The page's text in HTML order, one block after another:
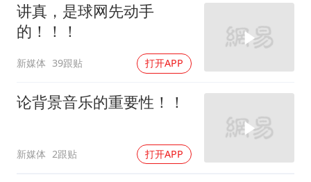
讲真，是球网先动手
的！！！
新媒体 39跟贴 打开APP
论背景音乐的重要性！！
新媒体 2跟贴 打开APP